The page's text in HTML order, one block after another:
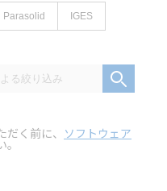
Parasolid IGES
く前に、 ソフトウェア